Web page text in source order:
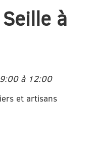
à
à 12:00
et artisans